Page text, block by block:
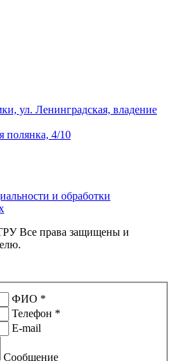
ул. Ленинградская, владение
полянка, 4/10
и обработки
Все права защищены и
ФИО *
Телефон *
E-mail
Сообщение